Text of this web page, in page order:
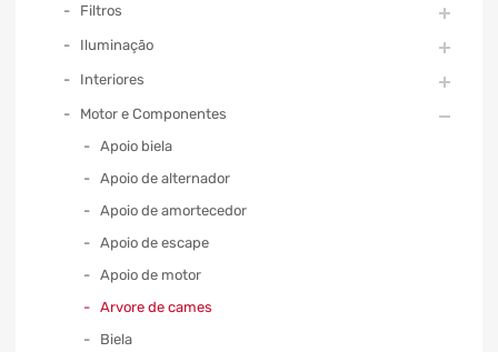
Filtros
Iluminação
Interiores
Motor e Componentes
Apoio biela
Apoio de alternador
Apoio de amortecedor
Apoio de escape
Apoio de motor
Arvore de cames
Biela